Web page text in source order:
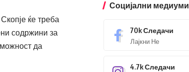
ќе треба
содржини за
да
Социјални медиуми
70kСледачи
Лајкни Не
4.7kСледачи